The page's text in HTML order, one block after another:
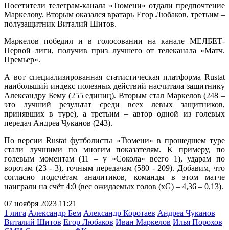
Посетители телеграм-канала «Тюмени» отдали предпочтение
Маркелову. Вторым оказался вратарь Егор Любаков, третьим –
полузащитник Виталий Шитов.
Маркелов победил и в голосовании на канале МЕЛБЕТ-
Первой лиги, получив приз лучшего от телеканала «Матч.
Премьер».
А вот специализированная статистическая платформа Rustat
наибольший индекс полезных действий насчитала защитнику
Александру Бему (255 единиц). Вторым стал Маркелов (248 –
это лучший результат среди всех левых защитников,
принявших в туре), а третьим – автор одной из голевых
передач Андреа Чуканов (243).
По версии Rustat футболисты «Тюмени» в прошедшем туре
стали лучшими по многим показателям. К примеру, по
голевым моментам (11 – у «Сокола» всего 1), ударам по
воротам (23 - 3), точным передачам (580 - 209). Добавим, что
согласно подсчётам аналитиков, команды в этом матче
наиграли на счёт 4:0 (вес ожидаемых голов (xG) – 4,36 – 0,13).
07 ноября 2023 11:21
1 лига Александр Бем Александр Коротаев Андреа Чуканов
Виталий Шитов Егор Любаков Иван Маркелов Илья Порохов